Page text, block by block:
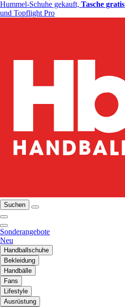
Hummel-Schuhe gekauft, Tasche gratis
und Topflight Pro
Suchen
Sonderangebote
Neu
Handballschuhe
Bekleidung
Handbälle
Fans
Lifestyle
Ausrüstung